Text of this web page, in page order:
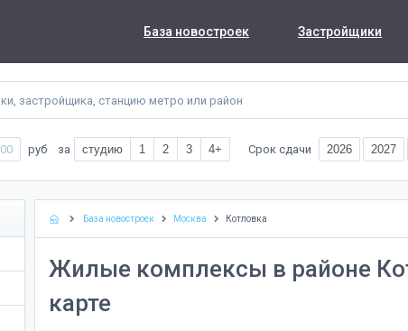
База новостроек Застройщики
руб за студию 1 2 3 4+ Срок сдачи 2026 2027
База новостроек Москва Котловка
Жилые комплексы в районе
карте